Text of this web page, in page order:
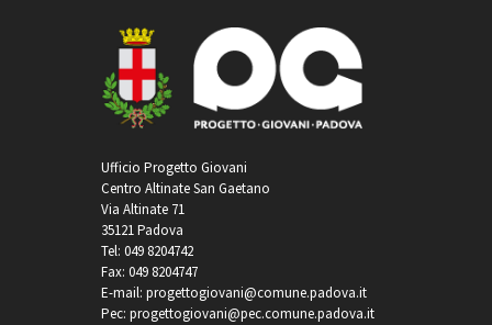
Ufficio Progetto Giovani
Centro Altinate San Gaetano
Via Altinate 71
35121 Padova
Tel: 049 8204742
Fax: 049 8204747
E-mail: progettogiovani@comune.padova.it
Pec: progettogiovani@pec.comune.padova.it